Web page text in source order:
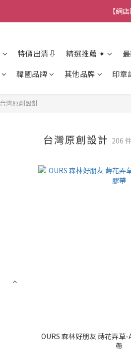
香港訂單
【網
特價出清⇩ 精選推薦 ✦
韓國品牌 其他品牌 印章
台灣原創設計
台灣原創設計 206
OURS 森林好朋友 蒔花弄草
帶